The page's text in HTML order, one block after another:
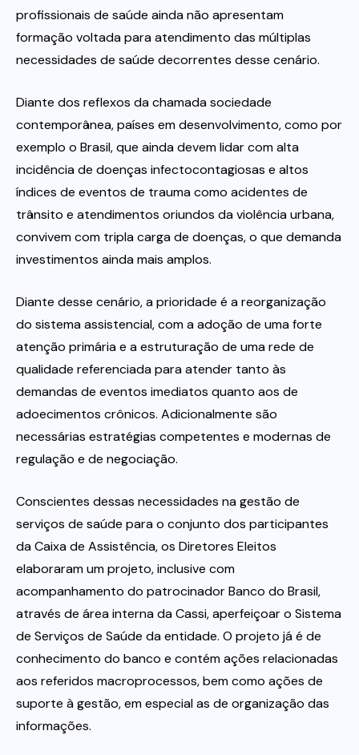
profissionais de saúde ainda não apresentam
formação voltada para atendimento das múltiplas
necessidades de saúde decorrentes desse cenário.
Diante dos reflexos da chamada sociedade
contemporânea, países em desenvolvimento, como por
exemplo o Brasil, que ainda devem lidar com alta
incidência de doenças infectocontagiosas e altos
índices de eventos de trauma como acidentes de
trânsito e atendimentos oriundos da violência urbana,
convivem com tripla carga de doenças, o que demanda
investimentos ainda mais amplos.
Diante desse cenário, a prioridade é a reorganização
do sistema assistencial, com a adoção de uma forte
atenção primária e a estruturação de uma rede de
qualidade referenciada para atender tanto às
demandas de eventos imediatos quanto aos de
adoecimentos crônicos. Adicionalmente são
necessárias estratégias competentes e modernas de
regulação e de negociação.
Conscientes dessas necessidades na gestão de
serviços de saúde para o conjunto dos participantes
da Caixa de Assistência, os Diretores Eleitos
elaboraram um projeto, inclusive com
acompanhamento do patrocinador Banco do Brasil,
através de área interna da Cassi, aperfeiçoar o Sistema
de Serviços de Saúde da entidade. O projeto já é de
conhecimento do banco e contém ações relacionadas
aos referidos macroprocessos, bem como ações de
suporte à gestão, em especial as de organização das
informações.